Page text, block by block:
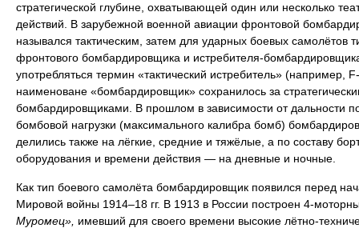
стратегической глубине, охватывающей один или несколько
действий. В зарубежной военной авиации фронтовой
назывался тактическим, затем для ударных боевых самолётов
фронтового бомбардировщика и истребителя-
употребляться термин «тактический истребитель» (например,
наименоване «бомбардировщик» сохранилось за
бомбардировщиками. В прошлом в зависимости от дальности
бомбовой нагрузки (максимального калибра бомб)
делились также на лёгкие, средние и тяжёлые, а по составу
оборудования и времени действия — на дневные и ночные.
Как тип боевого самолёта бомбардировщик появился перед
Мировой войны 1914–18 гг. В 1913 в России построен 4-
Муромец», имевший для своего времени высокие лётно-